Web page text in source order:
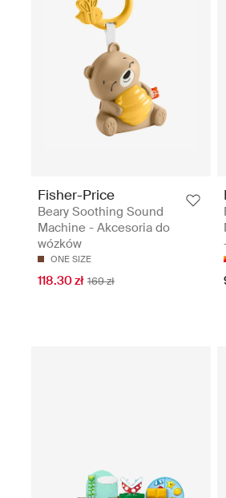
Fisher-Price
Beary Soothing Sound
Machine - Akcesoria do
wózków
ONE SIZE
118.30 zł 169 zł